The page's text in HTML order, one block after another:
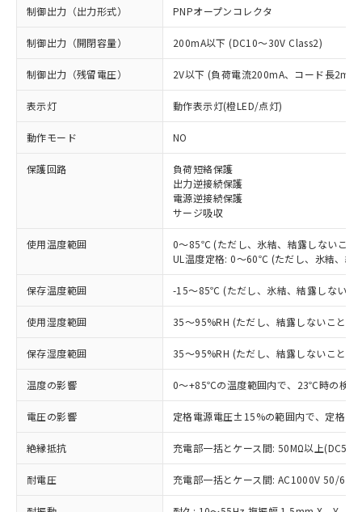
制御出力（出力形式） PNPオープンコレクタ
制御出力（開閉容量） 200mA以下 (DC10～30V Class2)
制御出力（残留電圧） 2V以下 (負荷電流200mA、コード長2m時
表示灯 動作表示灯(橙LED/点灯)
動作モード NO
保護回路
負荷短絡保護
出力逆接続保護
電源逆接続保護
サージ吸収
使用温度範囲
0～85℃ (ただし、氷結、結露しないこと)
UL温度定格: 0～60℃ (ただし、氷結、結
保存温度範囲 -15～85℃ (ただし、氷結、結露しないこ
使用湿度範囲 35～95%RH (ただし、結露しないこと)
保存湿度範囲 35～95%RH (ただし、結露しないこと)
温度の影響 0～+85℃の温度範囲内で、23℃時の検
電圧の影響 定格電源電圧±15%の範囲内で、定格電
絶縁抵抗 充電部一括とケース間: 50MΩ以上
耐電圧 充電部一括とケース間: AC1000V 50/
ご利用条件
以下の条件をお読みいただき、同意のうえ
ご利用ください。
本サービスは、当社制御機器事業取扱
商品の当社在庫状況および標準価格
(税抜)を提供させていただくもので
当社制御機器事業取扱商品の中には、
本サービスの対象外となる商品もある
ことをご了承ください。
在庫状況および標準価格照会結果は、
記載している更新日時点での社内デー
※1 対応状況
対応済み：EU RoHS指令（10物質）の
非含有に対応した製品が提供可能な商品で
対応予定：EU RoHS指令（10物質）の非含
有に対応した製品に切り替える予定のある
商品です。
対応予定なし：EU RoHS指令（10物質）の
非含有に非対応の商品で、対応品を出す予
調査・確認中：EU RoHS指令（10物質）の
非含有の対応状況を調査中または確認中の
商品です。
非該当品：ライセンス料など無形物で、有
害物質有無と関係のない商品です。
いたものが、含有品と判明した場合などや
むを得ず変更することがあります。
*EU RoHS指令（10物質）：
※1 中国RoHS○×表
「○」：最大均質材料含有率が中国RoHSの
基準値以下であることを示します。
「×」：最大均質材料含有率が中国RoHSの
基準値を超えていることを示します。
為替および外国貿易法に定める商品
（以下｢規制貨物等」という）を輸出